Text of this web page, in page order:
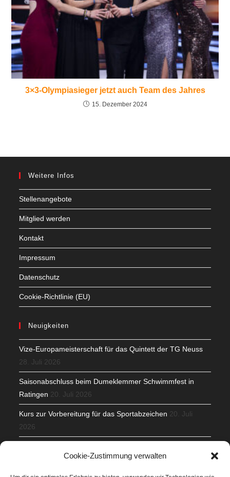
Cookie-Zustimmung verwalten
3×3-Olympiasieger jetzt auch Team des Jahres
15. Dezember 2024
Weitere Infos
Stellenangebote
Mitglied werden
Kontakt
Impressum
Datenschutz
Cookie-Richtlinie (EU)
Neuigkeiten
Vize-Europameisterschaft für das Quintett der TG Neuss
28. Juli 2026
Saisonabschluss beim Dumeklemmer Schwimmfest in
Ratingen 20. Juli 2026
Kurs zur Vorbereitung für das Sportabzeichen 20. Juli
2026